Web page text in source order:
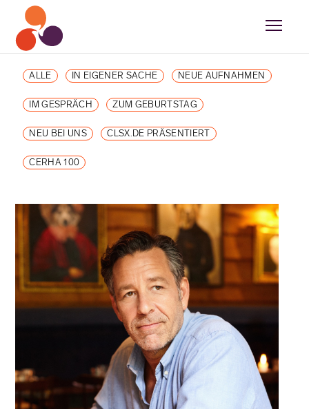
ALLE IN EIGENER SACHE NEUE AUFNAHMEN
IM GESPRÄCH ZUM GEBURTSTAG
NEU BEI UNS CLSX.DE PRÄSENTIERT
CERHA 100